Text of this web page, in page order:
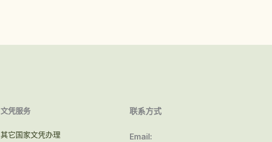
文凭服务
其它国家文凭办理
联系方式
Email: